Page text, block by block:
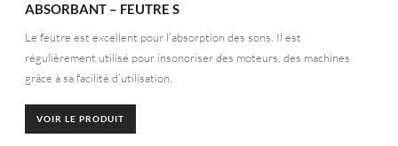
ABSORBANT – FEUTRE S
Le feutre est excellent pour l’absorption des sons. Il est
régulièrement utilisé pour insonoriser des moteurs, des machines
grâce à sa facilité d’utilisation.
VOIR LE PRODUIT